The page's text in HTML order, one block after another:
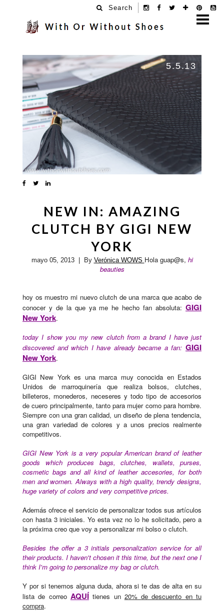
Search
5.5.13
NEW IN: AMAZING
CLUTCH BY GIGI NEW
YORK
mayo 05, 2013| By Verónica WOWS Hola guap@s, hi
beauties
hoy os muestro mi nuevo clutch de una marca que acabo de
conocer y de la que ya me he hecho fan absoluta: GIGI
New York.
today I show you my new clutch from a brand I have just
discovered and which I have already became a fan: GIGI
New York.
GIGI New York es una marca muy conocida en Estados
Unidos de marroquinería que realiza bolsos, clutches,
billeteros, monederos, neceseres y todo tipo de accesorios
de cuero principalmente, tanto para mujer como para hombre.
Siempre con una gran calidad, un diseño de plena tendencia,
una gran variedad de colores y a unos precios realmente
competitivos.
GIGI New York is a very popular American brand of leather
goods which produces bags, clutches, wallets, purses,
cosmetic bags and all kind of leather accesories, for both
men and women. Always with a high quality, trendy designs,
huge variety of colors and very competitive prices.
Además ofrece el servicio de personalizar todos sus artículos
con hasta 3 iniciales. Yo esta vez no lo he solicitado, pero a
la próxima creo que voy a personalizar mi bolso o clutch.
Besides the offer a 3 initials personalization service for all
their products. I haven't chosen it this time, but the next one I
think I'm going to personalize my bag or clutch.
Y por si tenemos alguna duda, ahora si te das de alta en su
lista de correo AQUÍ tienes un 20% de descuento en tu
compra.